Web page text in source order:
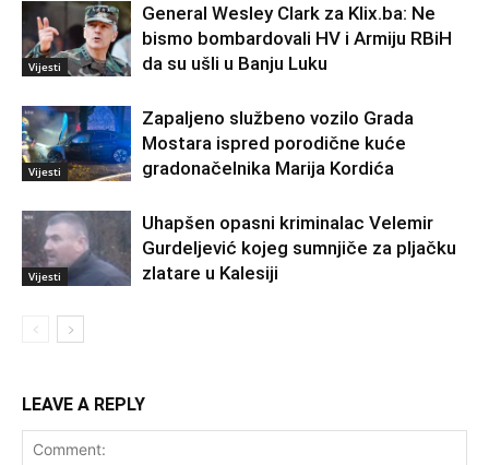
Vijesti
General Wesley Clark za Klix.ba: Ne
bismo bombardovali HV i Armiju RBiH
da su ušli u Banju Luku
Vijesti
Zapaljeno službeno vozilo Grada
Mostara ispred porodične kuće
gradonačelnika Marija Kordića
Vijesti
Uhapšen opasni kriminalac Velemir
Gurdeljević kojeg sumnjiče za pljačku
zlatare u Kalesiji
LEAVE A REPLY